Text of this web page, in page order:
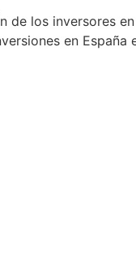
de los inversores
en España